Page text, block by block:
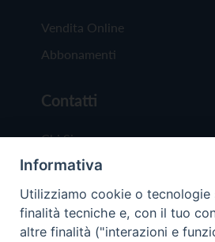
Vendita Online
Abbonamenti
Contatti
Chi Siamo
Redazione
Scrivici
Informativa
Utilizziamo cookie o tecnologie
finalità tecniche e, con il tuo
altre finalità ("interazioni e